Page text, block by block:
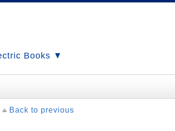
Books ▼
Back to previous